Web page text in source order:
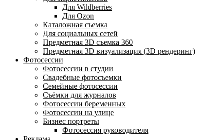
Для Wildberries
Для Ozon
Каталожная съемка
Для социальных сетей
Предметная 3D съемка 360
Предметная 3D визуализация (3D рендеринг)
Фотосессии
Фотосессии в студии
Свадебные фотосъемки
Семейные фотосессии
Съёмки для журналов
Фотосессии беременных
Фотосессии на улице
Бизнес портреты
Фотосессия руководителя